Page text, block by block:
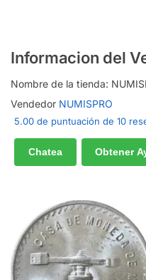
Informacion del
Nombre de la tienda:
Vendedor NUMISPRO
5.00 de puntuación de 10
Chatea Obtener